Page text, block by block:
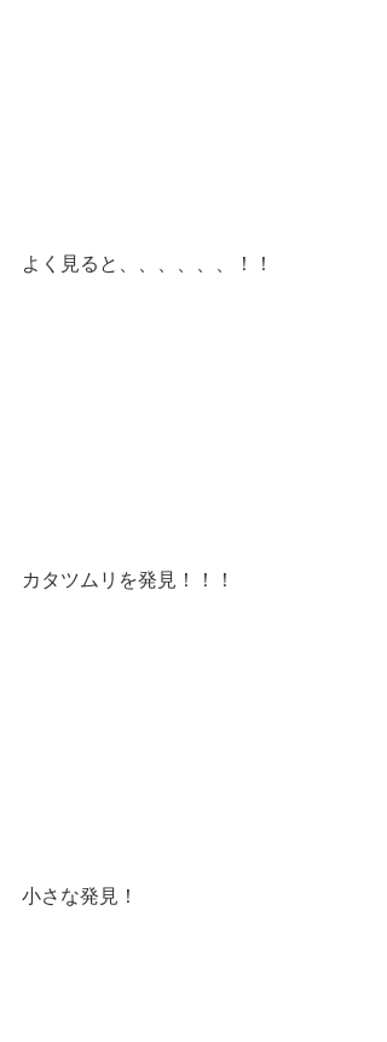
よく見ると、、、、、、！！
カタツムリを発見！！！
小さな発見！